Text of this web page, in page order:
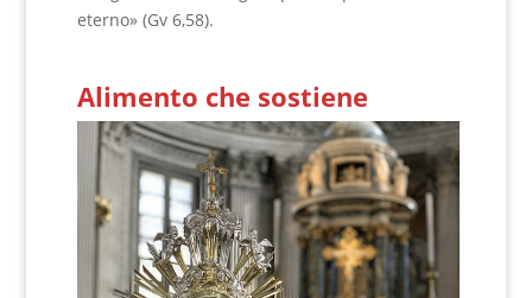
eterno» (Gv 6,58).
Alimento che sostiene